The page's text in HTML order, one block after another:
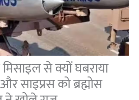
मिसाइल से क्यों घबराया
साइप्रस को ब्रह्मोस